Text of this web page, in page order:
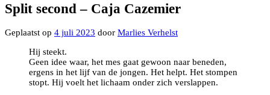
Split second – Caja Cazemier
Geplaatst op 4 juli 2023 door Marlies Verhelst
Hij steekt.
Geen idee waar, het mes gaat gewoon naar beneden,
ergens in het lijf van de jongen. Het helpt. Het stompen
stopt. Hij voelt het lichaam onder zich verslappen.